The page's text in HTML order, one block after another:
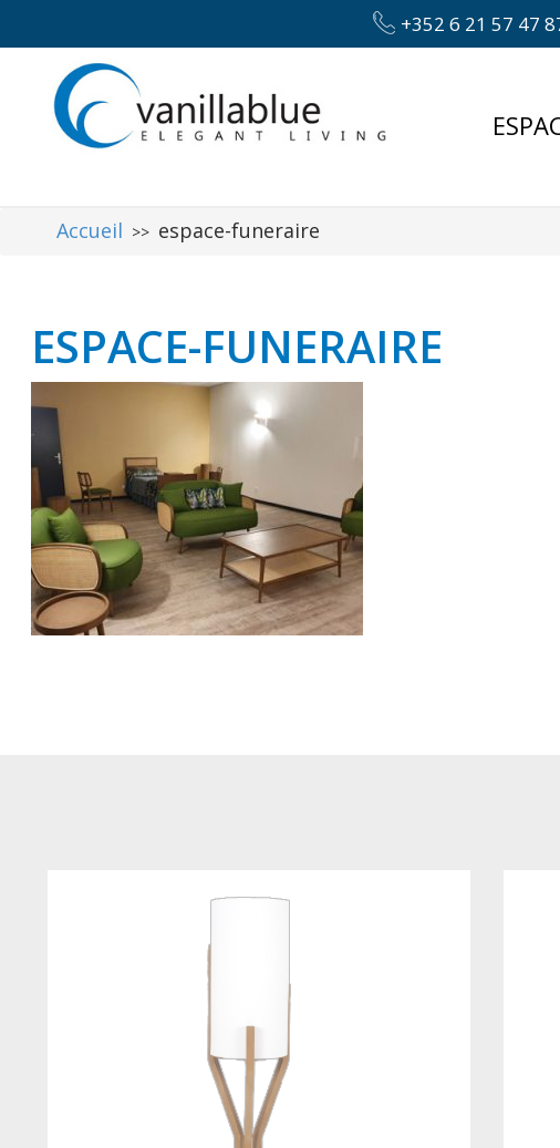
+352 6 21 57 47
Accueil >> espace-funeraire
ESPACE-FUNERAIRE